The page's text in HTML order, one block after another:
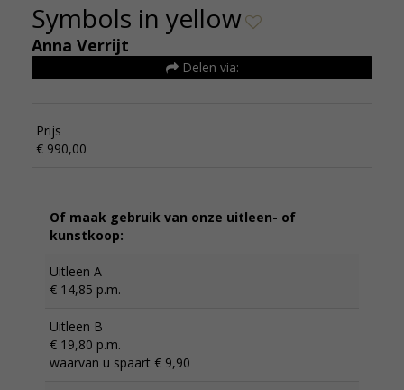
Symbols in yellow
Anna Verrijt
Delen via:
Prijs
€ 990,00
Of maak gebruik van onze uitleen- of
kunstkoop:
Uitleen A
€ 14,85 p.m.
Uitleen B
€ 19,80 p.m.
waarvan u spaart € 9,90